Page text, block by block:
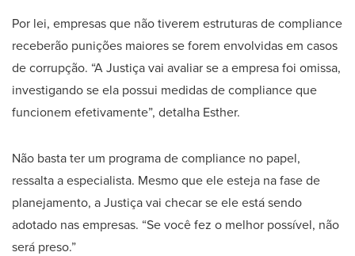
Por lei, empresas que não tiverem estruturas de compliance
receberão punições maiores se forem envolvidas em casos
de corrupção. “A Justiça vai avaliar se a empresa foi omissa,
investigando se ela possui medidas de compliance que
funcionem efetivamente”, detalha Esther.
Não basta ter um programa de compliance no papel,
ressalta a especialista. Mesmo que ele esteja na fase de
planejamento, a Justiça vai checar se ele está sendo
adotado nas empresas. “Se você fez o melhor possível, não
será preso.”